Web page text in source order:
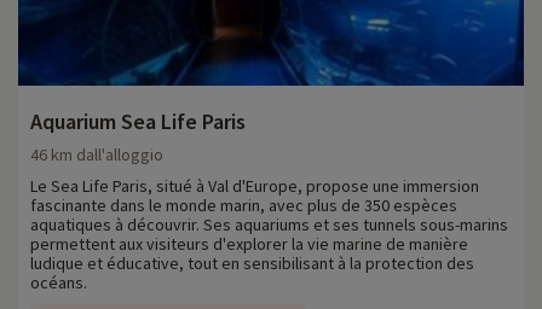
Aquarium Sea Life Paris
46 km dall'alloggio
Le Sea Life Paris, situé à Val d'Europe, propose une immersion
fascinante dans le monde marin, avec plus de 350 espèces
aquatiques à découvrir. Ses aquariums et ses tunnels sous-marins
permettent aux visiteurs d'explorer la vie marine de manière
ludique et éducative, tout en sensibilisant à la protection des
océans.